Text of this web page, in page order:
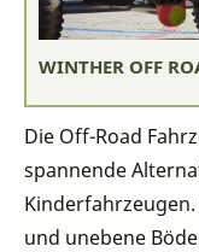
WINTHER OFF
Die Off-Road
spannende
und unebene